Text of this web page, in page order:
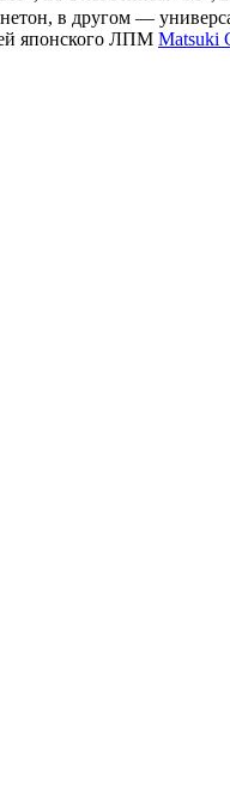
в другом —
японского ЛПМ Matsuki